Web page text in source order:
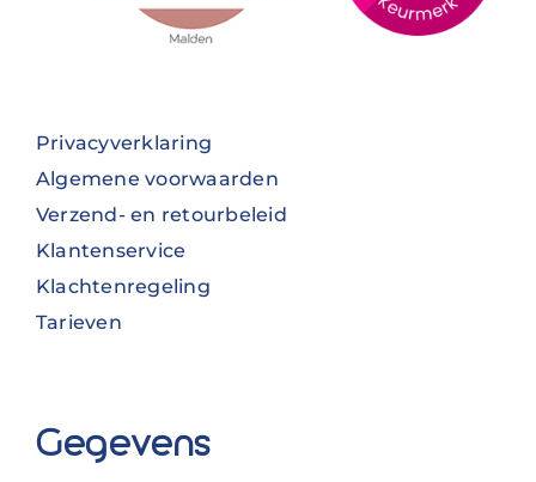
Privacyverklaring
Algemene voorwaarden
Verzend- en retourbeleid
Klantenservice
Klachtenregeling
Tarieven
Gegevens